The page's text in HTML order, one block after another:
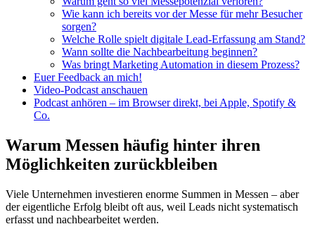
Wie kann ich bereits vor der Messe für mehr Besucher
sorgen?
Welche Rolle spielt digitale Lead-Erfassung am Stand?
Wann sollte die Nachbearbeitung beginnen?
Was bringt Marketing Automation in diesem Prozess?
Euer Feedback an mich!
Video-Podcast anschauen
Podcast anhören – im Browser direkt, bei Apple, Spotify &
Co.
Warum Messen häufig hinter ihren
Möglichkeiten zurückbleiben
Viele Unternehmen investieren enorme Summen in Messen – aber
der eigentliche Erfolg bleibt oft aus, weil Leads nicht systematisch
erfasst und nachbearbeitet werden.